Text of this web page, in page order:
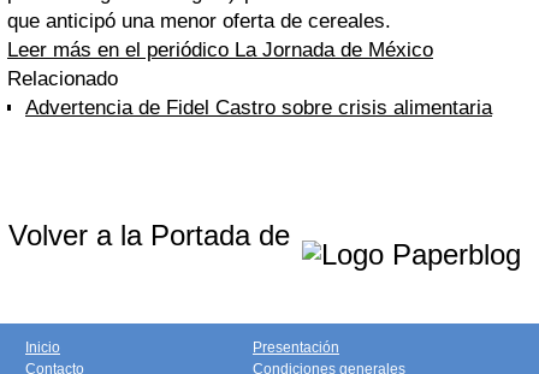
que anticipó una menor oferta de cereales.
Leer más en el periódico La Jornada de México
Relacionado
Advertencia de Fidel Castro sobre crisis alimentaria
Volver a la Portada de
Inicio
Contacto
Presentación
Condiciones generales